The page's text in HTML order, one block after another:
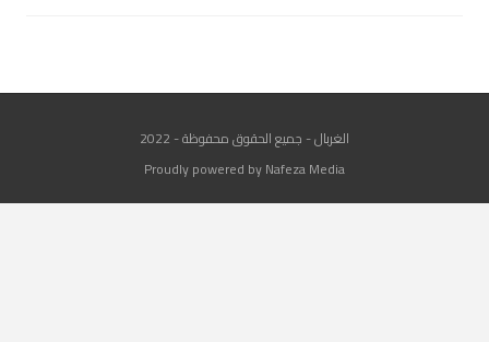
الغربال - جميع الحقوق محفوظة - 2022
Proudly powered by Nafeza Media